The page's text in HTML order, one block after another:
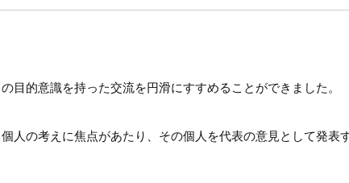
目的意識を持った交流を円滑にすすめることができました。
人の考えに焦点があたり、その個人を代表の意見として発